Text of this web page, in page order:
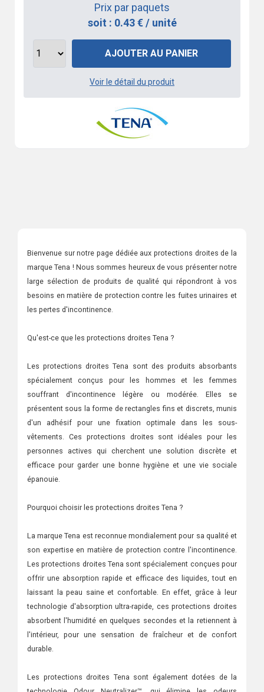
Prix par paquets
soit : 0.43 € / unité
AJOUTER AU PANIER
Voir le détail du produit
Bienvenue sur notre page dédiée aux protections droites de la
marque Tena ! Nous sommes heureux de vous présenter notre
large sélection de produits de qualité qui répondront à vos
besoins en matière de protection contre les fuites urinaires et
les pertes d'incontinence.
Qu'est-ce que les protections droites Tena ?
Les protections droites Tena sont des produits absorbants
spécialement conçus pour les hommes et les femmes
souffrant d'incontinence légère ou modérée. Elles se
présentent sous la forme de rectangles fins et discrets, munis
d'un adhésif pour une fixation optimale dans les sous-
vêtements. Ces protections droites sont idéales pour les
personnes actives qui cherchent une solution discrète et
efficace pour garder une bonne hygiène et une vie sociale
épanouie.
Pourquoi choisir les protections droites Tena ?
La marque Tena est reconnue mondialement pour sa qualité et
son expertise en matière de protection contre l'incontinence.
Les protections droites Tena sont spécialement conçues pour
offrir une absorption rapide et efficace des liquides, tout en
laissant la peau saine et confortable. En effet, grâce à leur
technologie d'absorption ultra-rapide, ces protections droites
absorbent l'humidité en quelques secondes et la retiennent à
l'intérieur, pour une sensation de fraîcheur et de confort
durable.
Les protections droites Tena sont également dotées de la